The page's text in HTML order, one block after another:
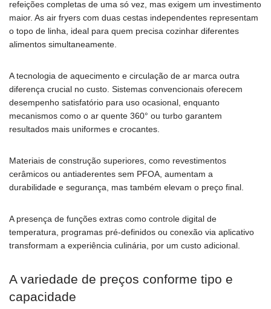
refeições completas de uma só vez, mas exigem um investimento
maior. As air fryers com duas cestas independentes representam
o topo de linha, ideal para quem precisa cozinhar diferentes
alimentos simultaneamente.
A tecnologia de aquecimento e circulação de ar marca outra
diferença crucial no custo. Sistemas convencionais oferecem
desempenho satisfatório para uso ocasional, enquanto
mecanismos como o ar quente 360° ou turbo garantem
resultados mais uniformes e crocantes.
Materiais de construção superiores, como revestimentos
cerâmicos ou antiaderentes sem PFOA, aumentam a
durabilidade e segurança, mas também elevam o preço final.
A presença de funções extras como controle digital de
temperatura, programas pré-definidos ou conexão via aplicativo
transformam a experiência culinária, por um custo adicional.
A variedade de preços conforme tipo e
capacidade